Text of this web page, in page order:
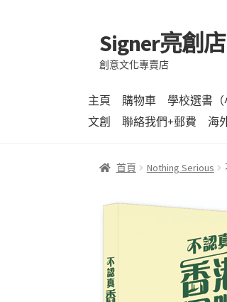
跳
至
導
列
跳
至
主
內
容
Signer亮創店
創意文化專賣店
主頁 購物車 學校選書（
文創
聯絡我們+郵費 海
首頁 Nothing Serious